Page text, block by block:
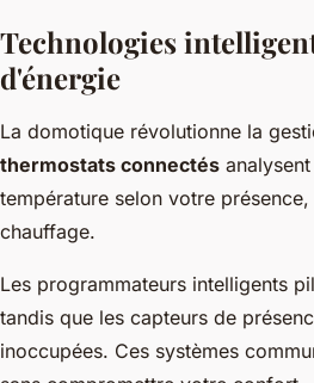
Technologies
d'énergie
La domotique révolutionne la
thermostats connectés
température selon votre
chauffage.
Les programmateurs intelligents
tandis que les capteurs de
inoccupées. Ces systèmes